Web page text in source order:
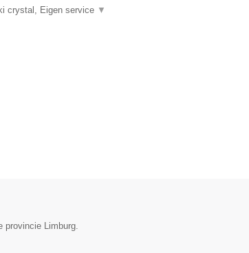
crystal, Eigen service ▼
provincie Limburg.